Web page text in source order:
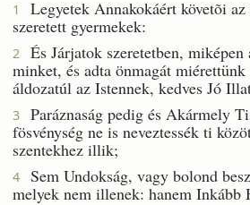
1
Legyetek Annakokáért követõi
szeretett gyermekek:
2
És Járjatok szeretetben,
minket, és adta önmagát
áldozatúl az Istennek, kedves Jó
3
Paráznaság pedig és Akármely
fösvénység ne is neveztessék ti
szentekhez illik;
4
Sem Undokság, vagy bolond
melyek nem illenek: hanem Inkább